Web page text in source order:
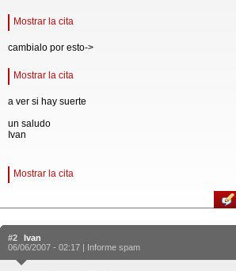
Mostrar la cita
cambialo por esto->
Mostrar la cita
a ver si hay suerte
un saludo
Ivan
Mostrar la cita
#2
Ivan
06/06/2007 - 02:17 | Informe spam